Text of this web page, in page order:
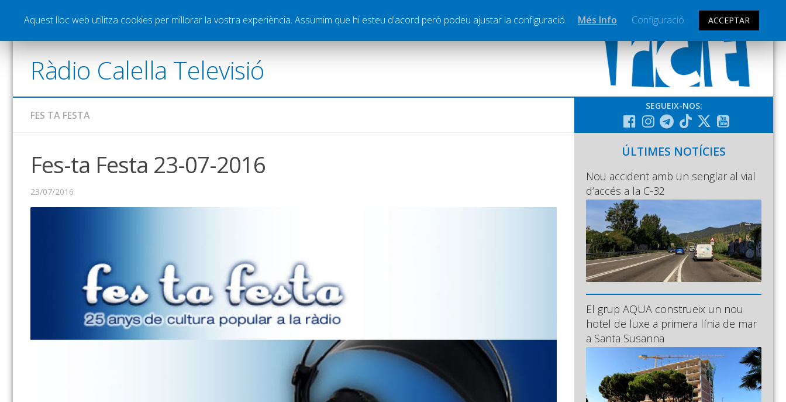
Notícies Esports Pòdcasts Vídeos Graella Publicitat Contacte
Ràdio Calella Televisió
FES TA FESTA
Fes-ta Festa 23-07-2016
23/07/2016
SEGUEIX-NOS:
ÚLTIMES NOTÍCIES
Nou accident amb un senglar al vial
d’accés a la C-32
El grup AQUA construeix un nou
hotel de luxe a primera línia de mar
a Santa Susanna
Aquest lloc web utilitza cookies per millorar la vostra experiència. Assumim que hi esteu d'acord però podeu ajustar la configuració. Més Info Configuració ACCEPTAR